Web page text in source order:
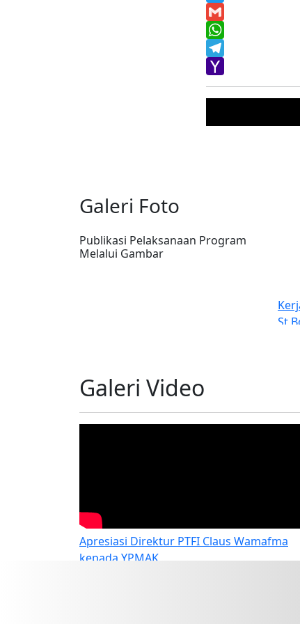
Twitter
Gmail
WhatsApp
Telegram
Yahoo
Mail
Galeri Foto
Publikasi Pelaksanaan Program
Melalui Gambar
Pelatihan Guru-guru dari Nabire
Galeri Video
Apresiasi Direktur PTFI Claus Wamafma
kepada YPMAK